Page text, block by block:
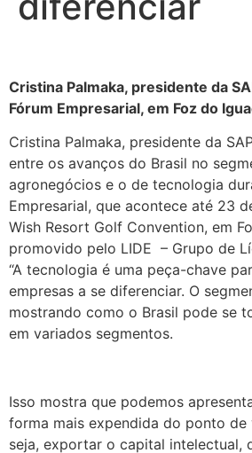
Cristina Palmaka, presidente da
Fórum Empresarial, em Foz do
Cristina Palmaka, presidente da
entre os avanços do Brasil no
agronegócios e o de tecnologia
Empresarial, que acontece até 23
Wish Resort Golf Convention, em
promovido pelo LIDE – Grupo de
“A tecnologia é uma peça-chave
empresas a se diferenciar. O
mostrando como o Brasil pode se
em variados segmentos.
Isso mostra que podemos
forma mais expendida do ponto
seja, exportar o capital intelectual,